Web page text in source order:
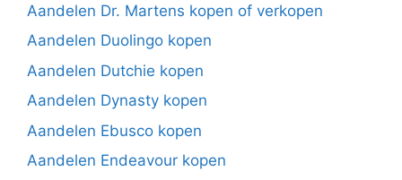
Aandelen Dr. Martens kopen of verkopen
Aandelen Duolingo kopen
Aandelen Dutchie kopen
Aandelen Dynasty kopen
Aandelen Ebusco kopen
Aandelen Endeavour kopen